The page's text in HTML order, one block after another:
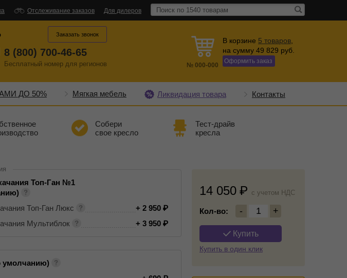
Отслеживание заказов Для дилеров
8 (800) 700-46-65
Бесплатный номер для регионов
Заказать звонок
№ 000-000
В корзине 5 товаров
на сумму 49 829 руб.
Оформить заказ
ДО 50% Мягкая мебель Ликвидация товара Контакты
Собери
свое кресло
Тест-драйв
кресла
14 050 c учетом НДС
Кол-во: - 1 +
Купить
Купить в один клик
Топ-Ган №1
Топ-Ган Люкс
+ 2 950
Мультиблок
+ 3 950
умолчанию)